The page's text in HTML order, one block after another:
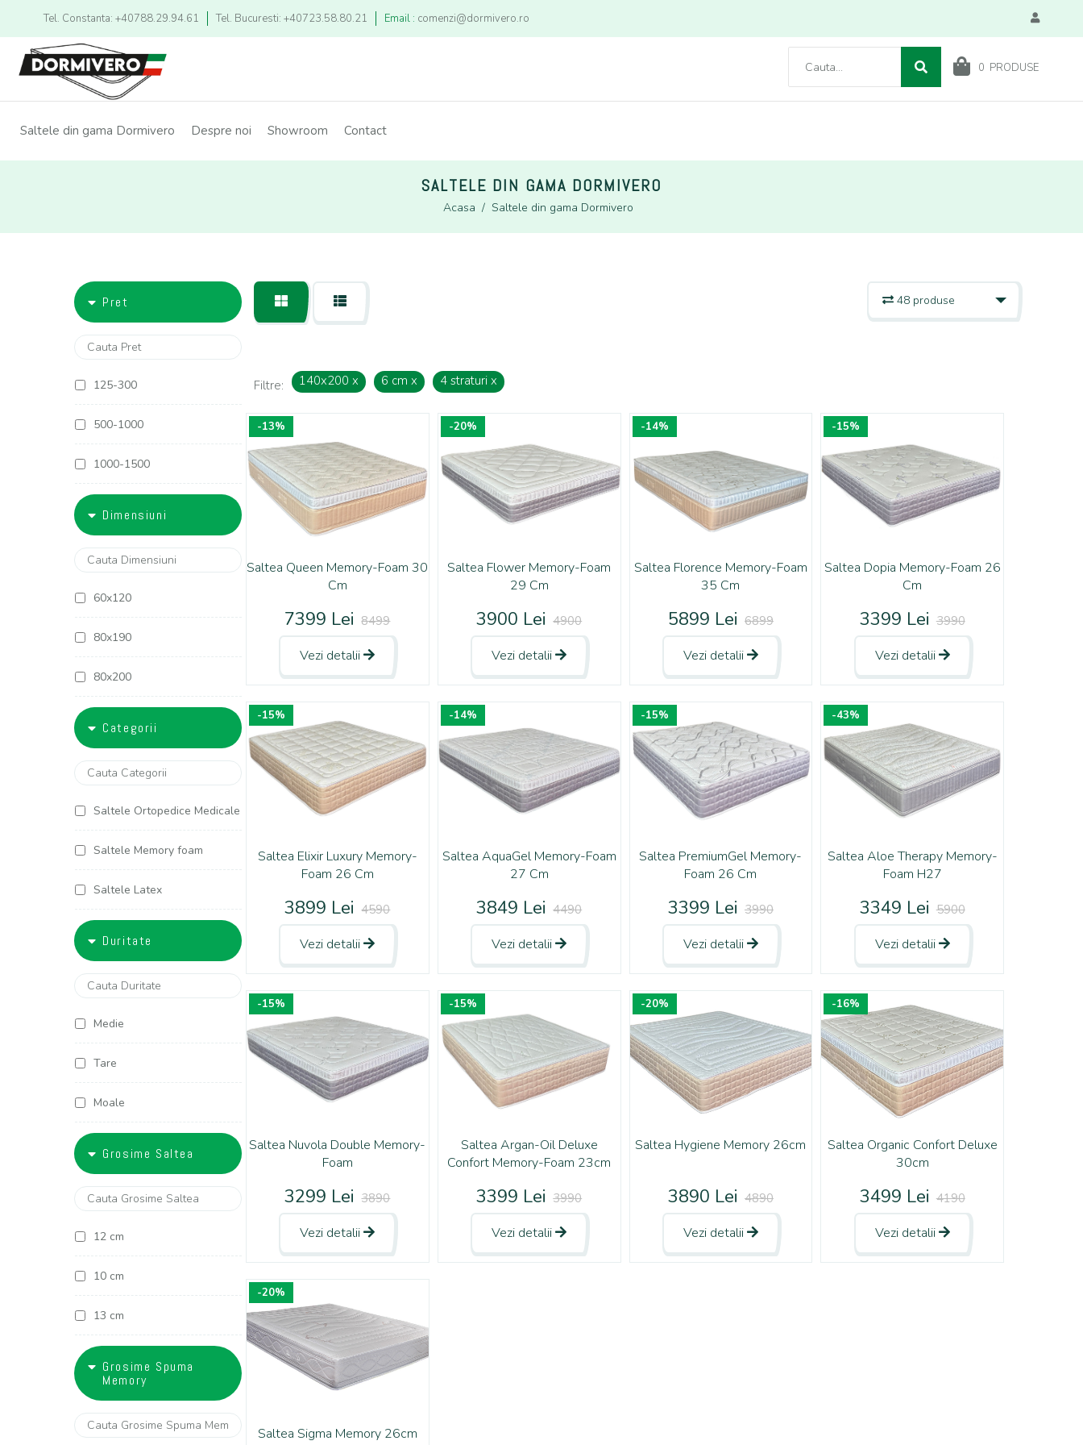
Tel. Constanta: +40788.29.94.61 Tel. Bucuresti: +40723.58.80.21 Email : comenzi@dormivero.ro
0 PRODUSE
Saltele din gama Dormivero Despre noi Showroom Contact
SALTELE DIN GAMA DORMIVERO
Acasa / Saltele din gama Dormivero
Pret
125-300
500-1000
1000-1500
2500-3000
3000-4000
4000-5000
Dimensiuni
60x120
80x190
80x200
100x200
120x190
120x200
125x200
140x190
140x200
160x190
160x200
180x200
70x140
Categorii
Saltele Ortopedice Medicale
Saltele Memory foam
Saltele Latex
Saltele Americane
Linia luxury
Promotii Saltele
Seagrass
Horse Hair
Duritate
Medie
Tare
Moale
Grosime Saltea
12 cm
10 cm
13 cm
17 cm
Grosime Spuma
Memory
48 produse
Filtre: 140x200 x 6 cm x 4 straturi x
-13%
Saltea Queen Memory-Foam 30
Cm
7399 Lei 8499
Vezi detalii
-20%
Saltea Flower Memory-Foam
29 Cm
3900 Lei 4900
Vezi detalii
-14%
Saltea Florence Memory-Foam
35 Cm
5899 Lei 6899
Vezi detalii
-15%
Saltea Dopia Memory-Foam 26
Cm
3399 Lei 3990
Vezi detalii
-15%
Saltea Elixir Luxury Memory-
Foam 26 Cm
3899 Lei 4590
Vezi detalii
-14%
Saltea AquaGel Memory-Foam
27 Cm
3849 Lei 4490
Vezi detalii
-15%
Saltea PremiumGel Memory-
Foam 26 Cm
3399 Lei 3990
Vezi detalii
-43%
Saltea Aloe Therapy Memory-
Foam H27
3349 Lei 5900
Vezi detalii
-15%
Saltea Nuvola Double Memory-
Foam
3299 Lei 3890
Vezi detalii
-15%
Saltea Argan-Oil Deluxe
Confort Memory-Foam 23cm
3399 Lei 3990
Vezi detalii
-20%
Saltea Hygiene Memory 26cm
3890 Lei 4890
Vezi detalii
-16%
Saltea Organic Confort Deluxe
30cm
3499 Lei 4190
Vezi detalii
-20%
Saltea Sigma Memory 26cm